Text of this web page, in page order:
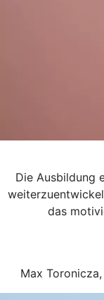
Die Ausbildung
das
Max